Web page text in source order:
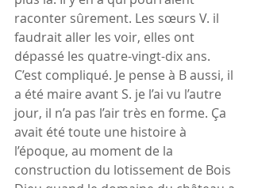
raconter sûrement. Les sœurs V. il
faudrait aller les voir, elles ont
dépassé les quatre-vingt-dix ans.
C’est compliqué. Je pense à B aussi, il
a été maire avant S. je l’ai vu l’autre
jour, il n’a pas l’air très en forme. Ça
avait été toute une histoire à
l’époque, au moment de la
construction du lotissement de Bois